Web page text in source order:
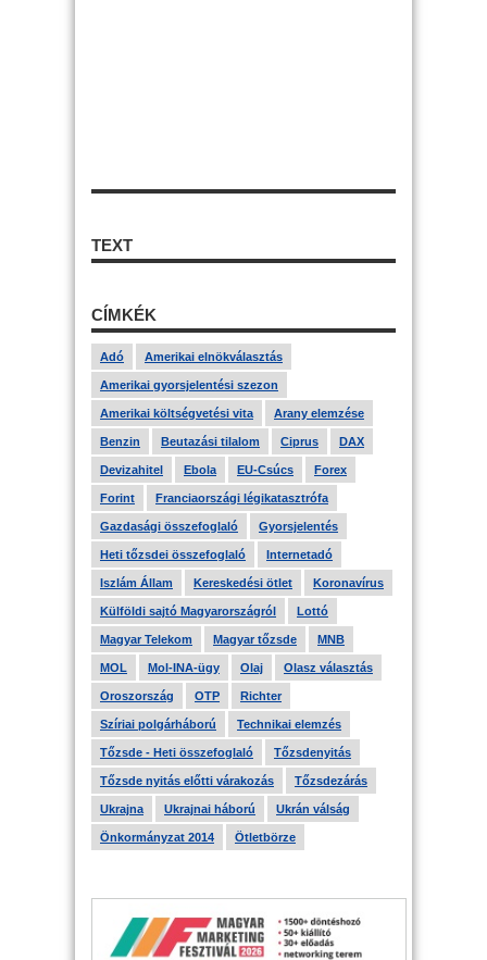
TEXT
CÍMKÉK
Adó Amerikai elnökválasztás
Amerikai gyorsjelentési szezon
Amerikai költségvetési vita Arany elemzése
Benzin Beutazási tilalom Ciprus DAX
Devizahitel Ebola EU-Csúcs Forex
Forint Franciaországi légikatasztrófa
Gazdasági összefoglaló Gyorsjelentés
Heti tőzsdei összefoglaló Internetadó
Iszlám Állam Kereskedési ötlet Koronavírus
Külföldi sajtó Magyarországról Lottó
Magyar Telekom Magyar tőzsde MNB
MOL Mol-INA-ügy Olaj Olasz választás
Oroszország OTP Richter
Szíriai polgárháború Technikai elemzés
Tőzsde - Heti összefoglaló Tőzsdenyitás
Tőzsde nyitás előtti várakozás Tőzsdezárás
Ukrajna Ukrajnai háború Ukrán válság
Önkormányzat 2014 Ötletbörze